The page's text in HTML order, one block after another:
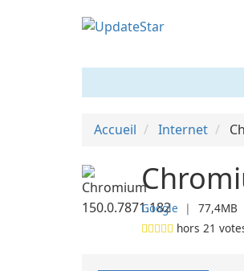
Accueil Internet
Google ❘ 77,4MB
hors 21